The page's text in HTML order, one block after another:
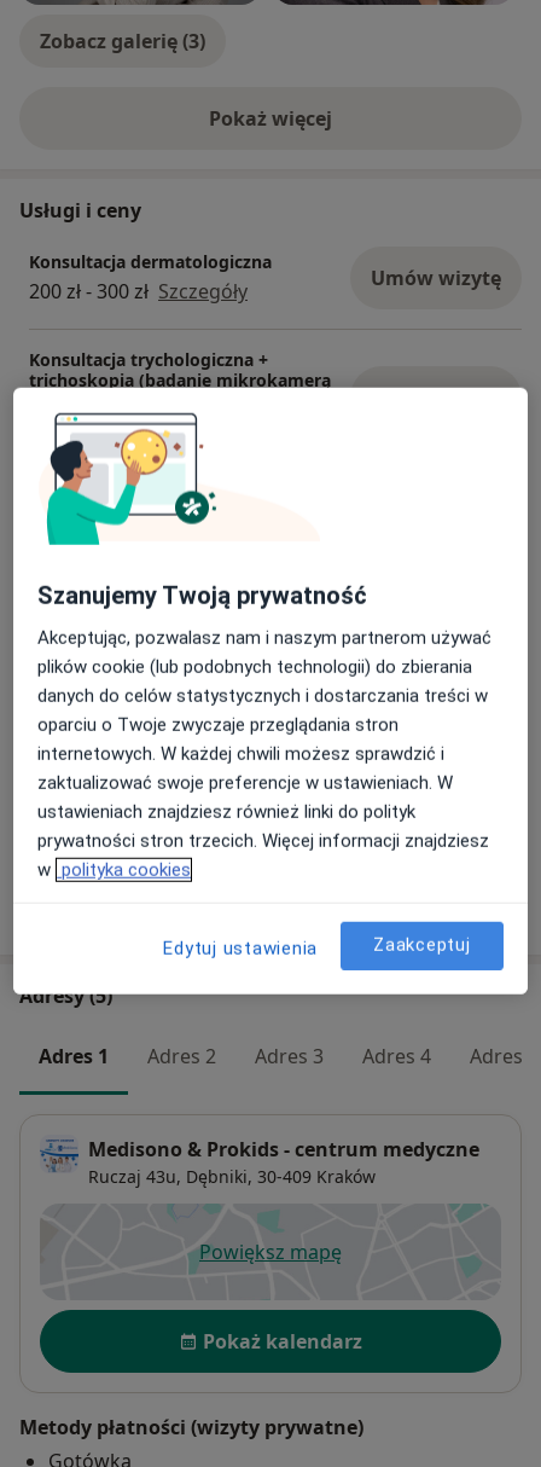
Zobacz galerię (3)
Pokaż więcejo doświadczeniu
Usługi i ceny
Konsultacja dermatologiczna
200 zł - 300 zł Szczegóły Umów wizytę
Konsultacja trychologiczna +
trichoskopia (badanie mikrokamerą
350 zł Szczegóły
Łyżeczkowanie/Kriochirurgia (3 i
więcej)
Od 300 zł
Łyżeczkowanie/Kriochirurgia (2-3
zmiany)
400 zł - 450 zł Szczegóły
Umów wizytę
Wideodermatoskopia z
mapowaniem ciała
600 zł Szczegóły
Umów wizytę
+ 20 usług
Adresy (5)
Adres 1 Adres 2 Adres 3 Adres 4 Adres 5
Medisono & Prokids - centrum medyczne
Ruczaj 43u, Dębniki, 30-409 Kraków
Powiększ mapęotwiera się w nowej karcie
Dostępność
Pokaż kalendarz
Metody płatności (wizyty prywatne)
Gotówka
Szanujemy Twoją prywatność
Akceptując, pozwalasz nam i naszym partnerom używać
plików cookie (lub podobnych technologii) do zbierania
danych do celów statystycznych i dostarczania treści w
oparciu o Twoje zwyczaje przeglądania stron
internetowych. W każdej chwili możesz sprawdzić i
zaktualizować swoje preferencje w ustawieniach. W
ustawieniach znajdziesz również linki do polityk
prywatności stron trzecich. Więcej informacji znajdziesz
w polityka cookies
Edytuj ustawienia Zaakceptuj